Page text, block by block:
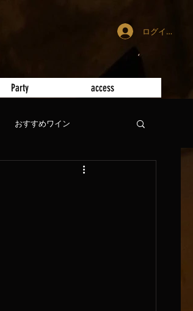
ログイン
Party access
おすすめワイン